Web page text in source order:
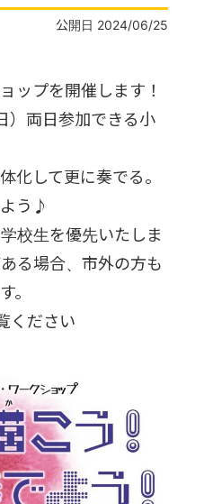
公開日 2024/06/25
ップを開催します！
）両日参加できる小
化して更に奏でる。
う♪
校生を優先いたしま
る場合、市外の方も
。
ください